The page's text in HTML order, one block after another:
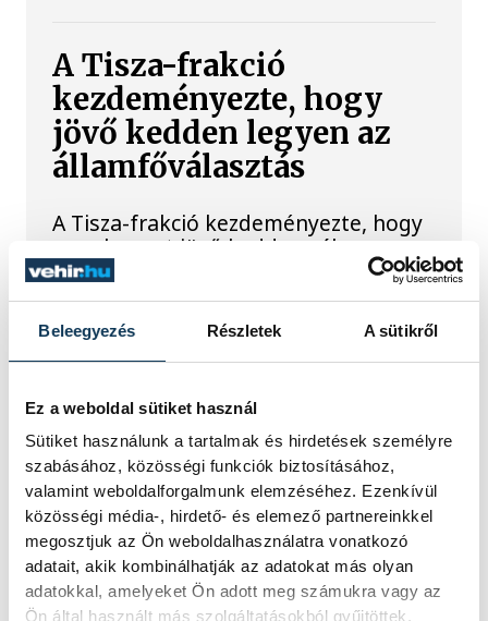
Beleegyezés Részletek A sütikről
Ez a weboldal sütiket használ
Sütiket használunk a tartalmak és hirdetések személyre
szabásához, közösségi funkciók biztosításához,
valamint weboldalforgalmunk elemzéséhez. Ezenkívül
közösségi média-, hirdető- és elemező partnereinkkel
megosztjuk az Ön weboldalhasználatra vonatkozó
adatait, akik kombinálhatják az adatokat más olyan
adatokkal, amelyeket Ön adott meg számukra vagy az
Ön által használt más szolgáltatásokból gyűjtöttek.
A Tisza-frakció
kezdeményezte, hogy
jövő kedden legyen az
államfőválasztás
A Tisza-frakció kezdeményezte, hogy
a parlament jövő kedden válassza
meg az új köztársasági elnököt.
Valami óriási csapódott a
Rendhagyó esemény zajlott le kedden
reggel. Magyar idő szerint 8:35 körül
a Hold felszínébe csapódott a SpaceX
egyik Falcon–9 rakétájának felső
fokozata. A becsapódást a Földről
szabad szemmel nem lehetett látni, a
szakemberek azonban távcsövekkel
figyelték az eseményt.